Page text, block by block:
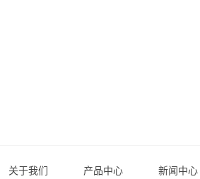
关于我们 产品中心 新闻中心